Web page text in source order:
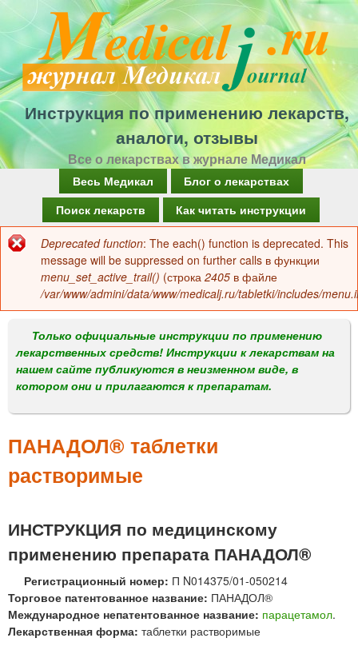
Перейти
к
основному
содержанию
Инструкция по применению лекарств,
аналоги, отзывы
Все о лекарствах в журнале Медикал
а
в
о
м
е
н
Весь Медикал
Блог о лекарствах
Поиск лекарств
Как читать инструкции
Сообщение
об
ошибке
Deprecated function: The each() function is deprecated. This
message will be suppressed on further calls в функции
menu_set_active_trail() (строка 2405 в файле
/var/www/admini/data/www/medicalj.ru/tabletki/includes/
Только официальные инструкции по применению
лекарственных средств! Инструкции к лекарствам на
нашем сайте публикуются в неизменном виде, в
котором они и прилагаются к препаратам.
ПАНАДОЛ® таблетки
растворимые
ИНСТРУКЦИЯ по медицинскому
применению препарата ПАНАДОЛ®
Регистрационный номер: П N014375/01-050214
Торговое патентованное название: ПАНАДОЛ®
Международное непатентованное название: парацетамол.
Лекарственная форма: таблетки растворимые